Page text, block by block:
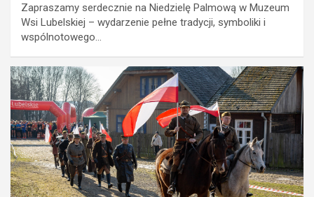
Zapraszamy serdecznie na Niedzielę Palmową w Muzeum
Wsi Lubelskiej – wydarzenie pełne tradycji, symboliki i
wspólnotowego…